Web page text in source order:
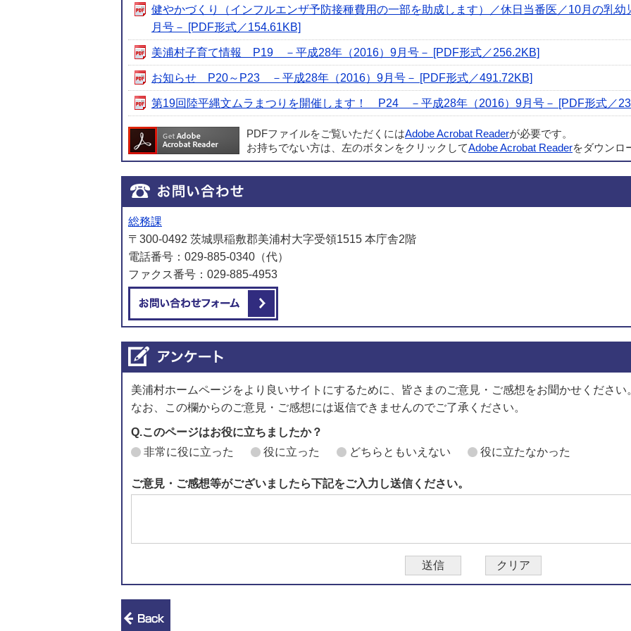
健やかづくり（インフルエンザ予防接種費用の一部を助成します）／休日当番医／10月の
月号－ [PDF形式／154.61KB]
美浦村子育て情報 P19 －平成28年（2016）9月号－ [PDF形式／256.2KB]
お知らせ P20～P23 －平成28年（2016）9月号－ [PDF形式／491.72KB]
第19回陸平縄文ムラまつりを開催します！ P24 －平成28年（2016）9月号－ [PDF形式／
PDFファイルをご覧いただくにはAdobe Acrobat Readerが必要です。
お持ちでない方は、左のボタンをクリックしてAdobe Acrobat Readerをダウンロ
総務課
〒300-0492 茨城県稲敷郡美浦村大字受領1515 本庁舎2階
電話番号：029-885-0340（代）
ファクス番号：029-885-4953
美浦村ホームページをより良いサイトにするために、皆さまのご意見・ご感想をお聞かせください
なお、この欄からのご意見・ご感想には返信できませんのでご了承ください。
Q.このページはお役に立ちましたか？
非常に役に立った
役に立った どちらともいえない 役に立たなかった
ご意見・ご感想等がございましたら下記をご入力し送信ください。